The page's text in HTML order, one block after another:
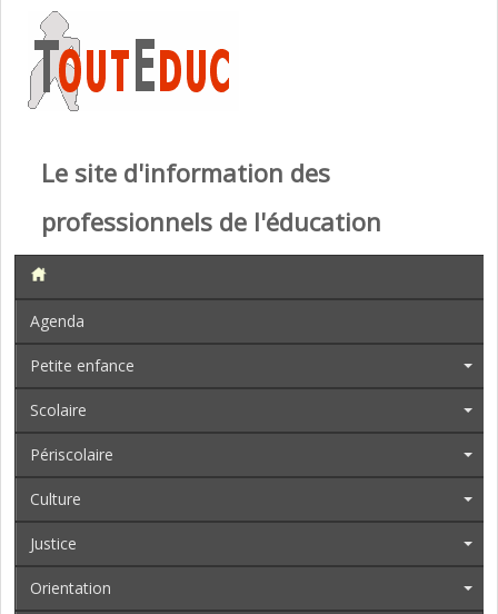
Le site d'information des
professionnels de l'éducation
Agenda
Petite enfance
Scolaire
Périscolaire
Culture
Justice
Orientation